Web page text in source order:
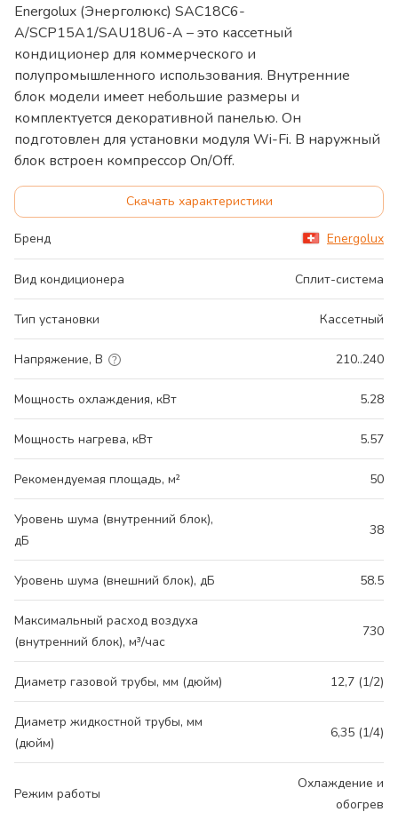
Energolux (Энерголюкс) SAC18C6-
A/SCP15A1/SAU18U6-A – это кассетный
кондиционер для коммерческого и
полупромышленного использования. Внутренние
блок модели имеет небольшие размеры и
комплектуется декоративной панелью. Он
подготовлен для установки модуля Wi-Fi. В наружный
блок встроен компрессор On/Off.
Скачать характеристики
Бренд Energolux
Вид кондиционера Сплит-система
Тип установки Кассетный
Напряжение, В 210..240
Мощность охлаждения, кВт 5.28
Мощность нагрева, кВт 5.57
Рекомендуемая площадь, м² 50
Уровень шума (внутренний блок),
дБ
38
Уровень шума (внешний блок), дБ 58.5
Максимальный расход воздуха
(внутренний блок), м³/час
730
Диаметр газовой трубы, мм (дюйм) 12,7 (1/2)
Диаметр жидкостной трубы, мм
(дюйм)
6,35 (1/4)
Режим работы
Охлаждение и
обогрев